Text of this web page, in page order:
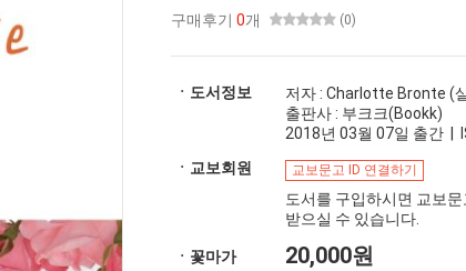
구매후기 0개 (0)
ㆍ도서정보
저자 : Charlotte Bronte (
출판사 : 부크크(Bookk)
2018년 03월 07일 출간 |
ㆍ교보회원
교보문고 ID 연결하기
도서를 구입하시면 교보
받으실 수 있습니다.
ㆍ꽃마가 20,000원